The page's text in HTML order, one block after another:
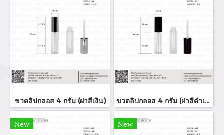
ขวดลิปกลอส 4 กรัม (ฝาสีเงิน) ขวดลิปกลอส 4 กรัม (ฝาสีดำเงา)
New New